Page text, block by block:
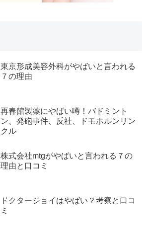
東京形成美容外科がやばいと言われる
７の理由
再春館製薬にやばい噂！バドミント
ン、発砲事件、反社、ドモホルンリン
クル
株式会社mtgがやばいと言われる７の
理由と口コミ
ドクタージョイはやばい？考察と口コ
ミ